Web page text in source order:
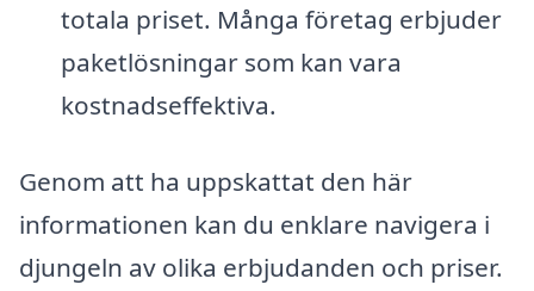
totala priset. Många företag erbjuder
paketlösningar som kan vara
kostnadseffektiva.
Genom att ha uppskattat den här
informationen kan du enklare navigera i
djungeln av olika erbjudanden och priser.